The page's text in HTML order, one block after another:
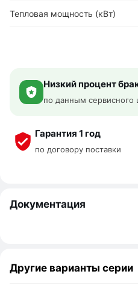
Тепловая мощность (кВт)
Низкий процент
по данным сервисного
Гарантия 1 год
по договору поставки
Документация
Другие варианты серии